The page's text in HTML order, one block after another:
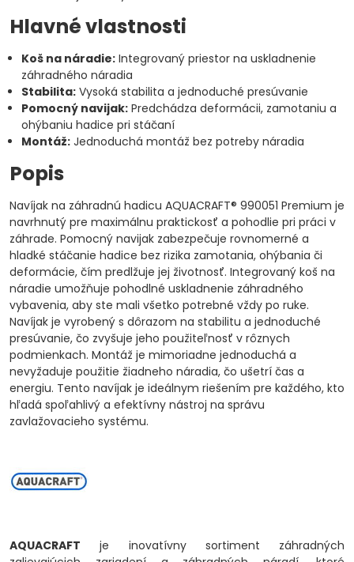
Hlavné vlastnosti
Koš na náradie: Integrovaný priestor na uskladnenie
záhradného náradia
Stabilita: Vysoká stabilita a jednoduché presúvanie
Pomocný navijak: Predchádza deformácii, zamotaniu a
ohýbaniu hadice pri stáčaní
Montáž: Jednoduchá montáž bez potreby náradia
Popis
Navíjak na záhradnú hadicu AQUACRAFT® 990051 Premium je
navrhnutý pre maximálnu praktickosť a pohodlie pri práci v
záhrade. Pomocný navijak zabezpečuje rovnomerné a
hladké stáčanie hadice bez rizika zamotania, ohýbania či
deformácie, čím predlžuje jej životnosť. Integrovaný koš na
náradie umožňuje pohodlné uskladnenie záhradného
vybavenia, aby ste mali všetko potrebné vždy po ruke.
Navíjak je vyrobený s dôrazom na stabilitu a jednoduché
presúvanie, čo zvyšuje jeho použiteľnosť v rôznych
podmienkach. Montáž je mimoriadne jednoduchá a
nevyžaduje použitie žiadneho náradia, čo ušetrí čas a
energiu. Tento navíjak je ideálnym riešením pre každého, kto
hľadá spoľahlivý a efektívny nástroj na správu
zavlažovacieho systému.
AQUACRAFT je inovatívny sortiment záhradných